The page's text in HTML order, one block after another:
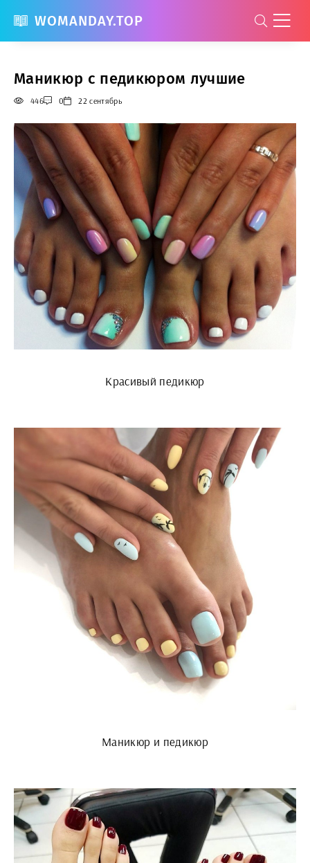
WOMANDAY.TOP
Маникюр с педикюром лучшие
446 0 22 сентябрь
Красивый педикюр
Маникюр и педикюр